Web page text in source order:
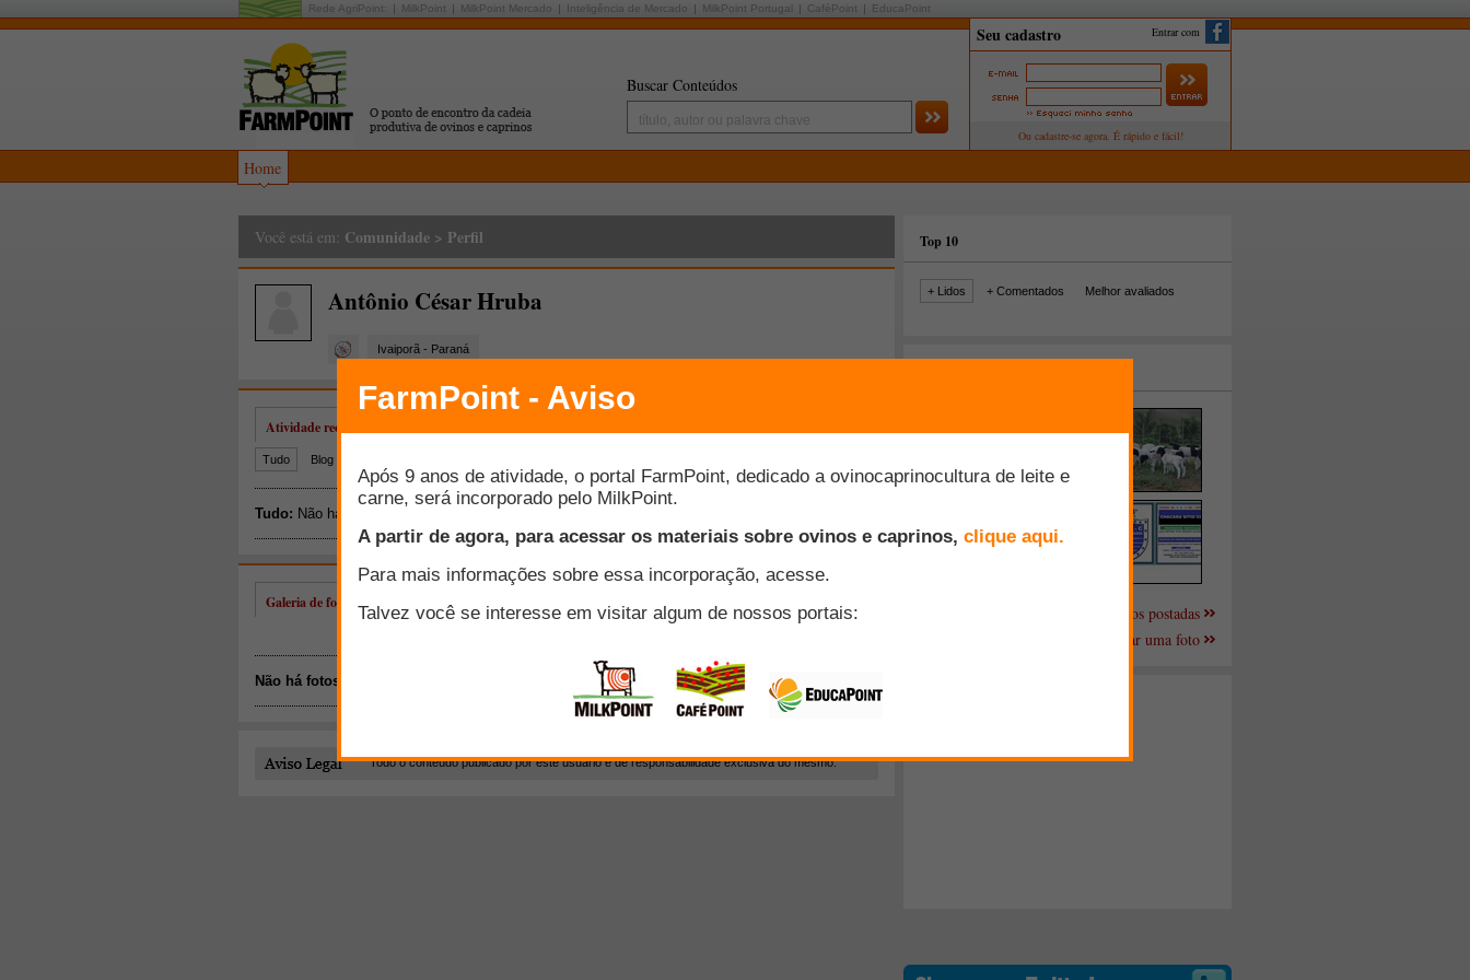
Rede AgriPoint: MilkPoint MilkPoint Mercado Inteligência de Mercado MilkPoint Portugal CaféPoint EducaPoint
Buscar Conteúdos
Entrar com
Home
Você está em: Comunidade > Perfil
Antônio César Hruba
Ivaiporã - Paraná
Galeria de fotos de Antônio César Hruba
Não há fotos disponíveis.
Todo o conteúdo publicado por este usuário é de responsabilidade exclusiva do mesmo.
Top 10
+ Lidos + Comentados Melhor avaliados
Mais fotos postadas
Enviar uma foto